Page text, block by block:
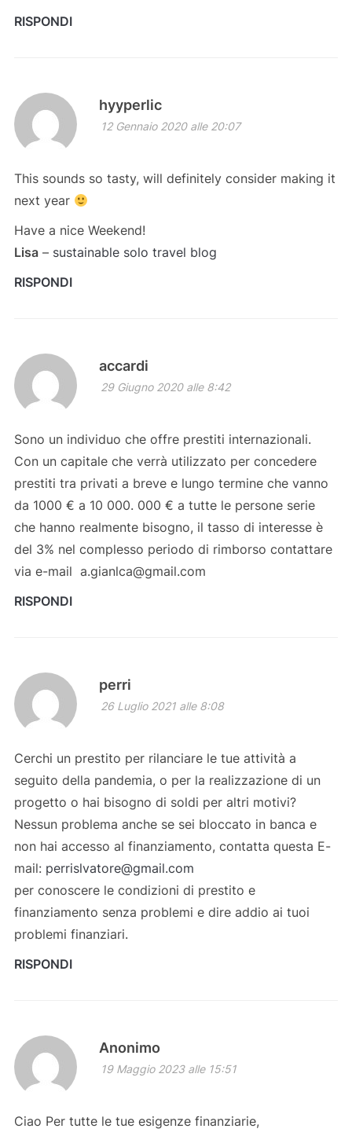
RISPONDI
hyyperlic
12 Gennaio 2020 alle 20:07
This sounds so tasty, will definitely consider making it
next year
Have a nice Weekend!
Lisa– sustainable solo travel blog
RISPONDI
accardi
29 Giugno 2020 alle 8:42
Sono un individuo che offre prestiti internazionali.
Con un capitale che verrà utilizzato per concedere
prestiti tra privati a breve e lungo termine che vanno
da 1000 € a 10 000. 000 € a tutte le persone serie
che hanno realmente bisogno, il tasso di interesse è
del 3% nel complesso periodo di rimborso contattare
via e-mail a.gianlca@gmail.com
RISPONDI
perri
26 Luglio 2021 alle 8:08
Cerchi un prestito per rilanciare le tue attività a
seguito della pandemia, o per la realizzazione di un
progetto o hai bisogno di soldi per altri motivi?
Nessun problema anche se sei bloccato in banca e
non hai accesso al finanziamento, contatta questa E-
mail: perrislvatore@gmail.com
per conoscere le condizioni di prestito e
finanziamento senza problemi e dire addio ai tuoi
problemi finanziari.
RISPONDI
Anonimo
19 Maggio 2023 alle 15:51
Ciao Per tutte le tue esigenze finanziarie,